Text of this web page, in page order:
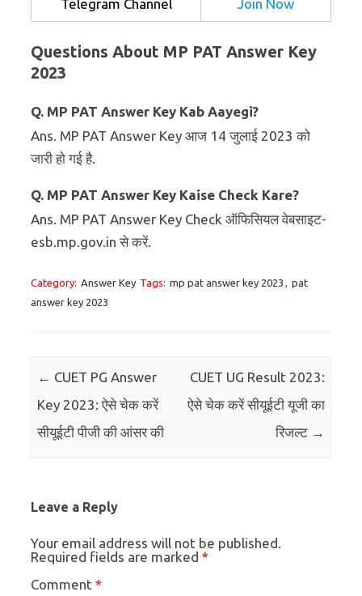
Telegram Channel Join Now
Questions About MP PAT Answer Key
2023
Q. MP PAT Answer Key Kab Aayegi?
Ans. MP PAT Answer Key आज 14 जुलाई 2023 को
जारी हो गई है.
Q. MP PAT Answer Key Kaise Check Kare?
Ans. MP PAT Answer Key Check ऑफिसियल वेबसाइट-
esb.mp.gov.in से करें.
Category: Answer Key Tags: mp pat answer key 2023 , pat
answer key 2023
Post navigation
← CUET PG Answer
Key 2023: ऐसे चेक करें
सीयूईटी पीजी की आंसर की
CUET UG Result 2023:
ऐसे चेक करें सीयूईटी यूजी का
रिजल्ट →
Leave a Reply
Your email address will not be published.
Required fields are marked *
Comment *